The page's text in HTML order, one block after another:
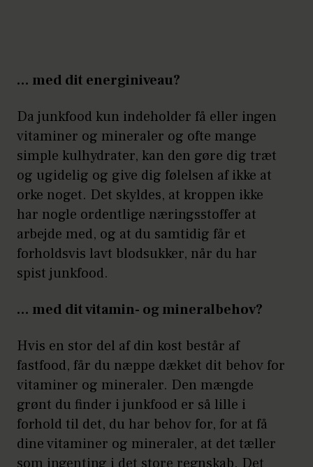
… med dit energiniveau?
Da junkfood kun indeholder få eller ingen
vitaminer og mineraler og ofte mange
simple kulhydrater, kan den gøre dig træt
og ugidelig og give dig følelsen af ikke at
orke noget. Det skyldes, at kroppen ikke
har nogle ordentlige næringsstoffer at
arbejde med, og at du samtidig får et
forholdsvis lavt blodsukker, når du har
spist junkfood.
… med dit vitamin- og mineralbehov?
Hvis en stor del af din kost består af
fastfood, får du næppe dækket dit behov for
vitaminer og mineraler. Den mængde
grønt du finder i junkfood er så lille i
forhold til det, du har behov for, for at få
dine vitaminer og mineraler, at det tæller